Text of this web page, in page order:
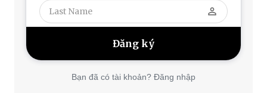
perm_identity
Bạn đã có tài khoản? Đăng nhập